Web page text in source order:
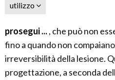
utilizzo
prosegui ..., che può non
fino a quando non
irreversibilità della lesione.
progettazione, a seconda